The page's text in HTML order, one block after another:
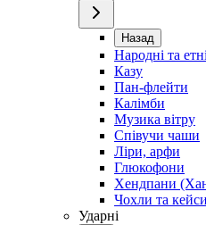
Назад
Народні та
Казу
Пан-флейти
Калімби
Музика вітру
Співучи чаши
Ліри, арфи
Глюкофони
Хендпани
Чохли та
Ударні